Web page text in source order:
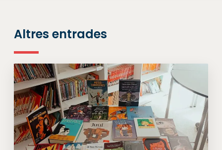
Altres entrades